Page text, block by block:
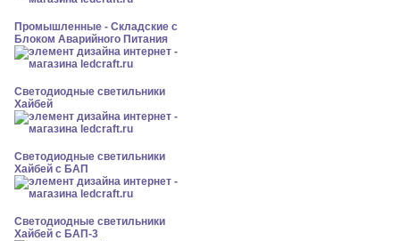
Промышленные - Складские с
Блоком Аварийного Питания
Светодиодные светильники
Хайбей
Светодиодные светильники
Хайбей с БАП
Светодиодные светильники
Хайбей с БАП-3